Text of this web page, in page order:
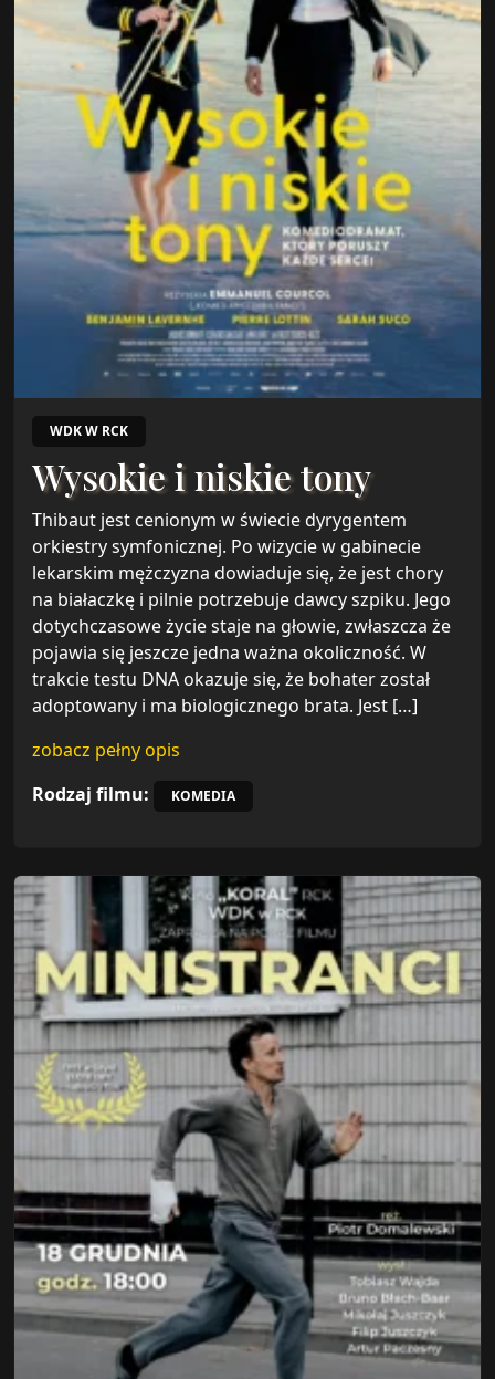
WDK W RCK
Wysokie i niskie tony
Thibaut jest cenionym w świecie dyrygentem
orkiestry symfonicznej. Po wizycie w gabinecie
lekarskim mężczyzna dowiaduje się, że jest chory
na białaczkę i pilnie potrzebuje dawcy szpiku. Jego
dotychczasowe życie staje na głowie, zwłaszcza że
pojawia się jeszcze jedna ważna okoliczność. W
trakcie testu DNA okazuje się, że bohater został
adoptowany i ma biologicznego brata. Jest […]
zobacz pełny opis
Rodzaj filmu:
KOMEDIA